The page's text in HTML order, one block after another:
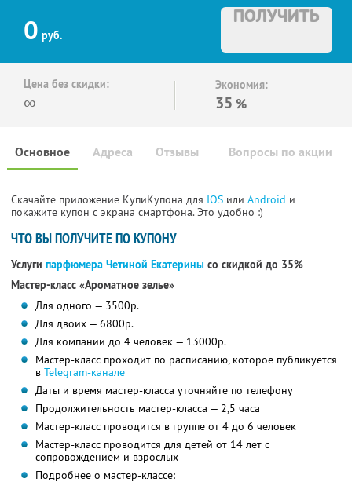
0 руб.
ПОЛУЧИТЬ
Цена без скидки:
∞
Экономия:
35 %
Основное Отзывы Вопросы по акции
Адреса
Скачайте приложение КупиКупона для IOS или Android и
покажите купон с экрана смартфона. Это удобно :)
ЧТО ВЫ ПОЛУЧИТЕ ПО КУПОНУ
Услуги парфюмера Четиной Екатерины со скидкой до 35%
Мастер-класс «Ароматное зелье»
Для одного — 3500р.
Для двоих — 6800р.
Для компании до 4 человек — 13000р.
Мастер-класс проходит по расписанию, которое публикуется
в Telegram-канале
Даты и время мастер-класса уточняйте по телефону
Продолжительность мастер-класса — 2,5 часа
Мастер-класс проводится в группе от 4 до 6 человек
Мастер-класс проводится для детей от 14 лет с
сопровождением и взрослых
Подробнее о мастер-классе: